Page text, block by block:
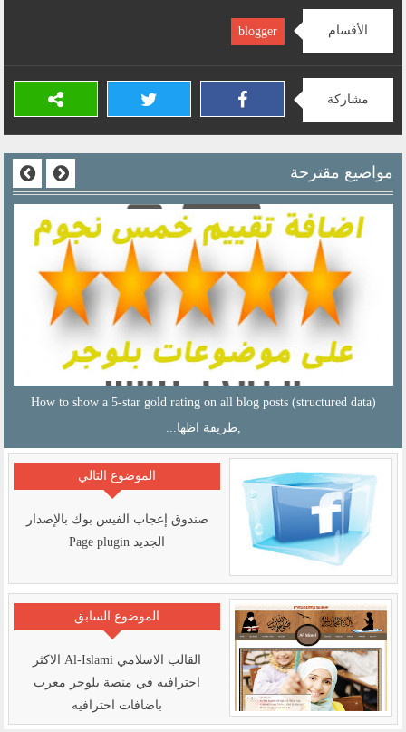
الأقسام blogger
مشاركة
مواضيع مقترحة
How to show a 5-star gold rating on all blog posts (structured data)
,طريقة اظها...
الموضوع التالي
صندوق إعجاب الفيس بوك بالإصدار
الجديد Page plugin
الموضوع السابق
القالب الاسلامي Al-Islami الاكثر
احترافيه في منصة بلوجر معرب
باضافات احترافيه